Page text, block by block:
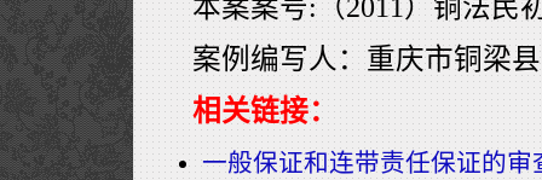
本案案号:（2011）铜法民
案例编写人：重庆市铜梁
相关链接：
一般保证和连带责任保证的审